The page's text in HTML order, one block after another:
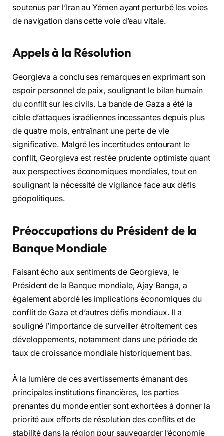
soutenus par l’Iran au Yémen ayant perturbé les voies
de navigation dans cette voie d’eau vitale.
Appels à la Résolution
Georgieva a conclu ses remarques en exprimant son
espoir personnel de paix, soulignant le bilan humain
du conflit sur les civils. La bande de Gaza a été la
cible d’attaques israéliennes incessantes depuis plus
de quatre mois, entraînant une perte de vie
significative. Malgré les incertitudes entourant le
conflit, Georgieva est restée prudente optimiste quant
aux perspectives économiques mondiales, tout en
soulignant la nécessité de vigilance face aux défis
géopolitiques.
Préoccupations du Président de la
Banque Mondiale
Faisant écho aux sentiments de Georgieva, le
Président de la Banque mondiale, Ajay Banga, a
également abordé les implications économiques du
conflit de Gaza et d’autres défis mondiaux. Il a
souligné l’importance de surveiller étroitement ces
développements, notamment dans une période de
taux de croissance mondiale historiquement bas.
À la lumière de ces avertissements émanant des
principales institutions financières, les parties
prenantes du monde entier sont exhortées à donner la
priorité aux efforts de résolution des conflits et de
stabilité dans la région pour sauvegarder l’économie